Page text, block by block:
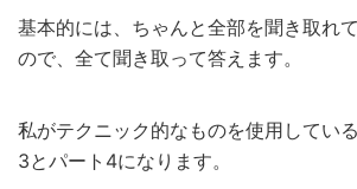
基本的には、ちゃんと全部を聞き取れ
ので、全て聞き取って答えます。
私がテクニック的なものを使用してい
3とパート4になります。